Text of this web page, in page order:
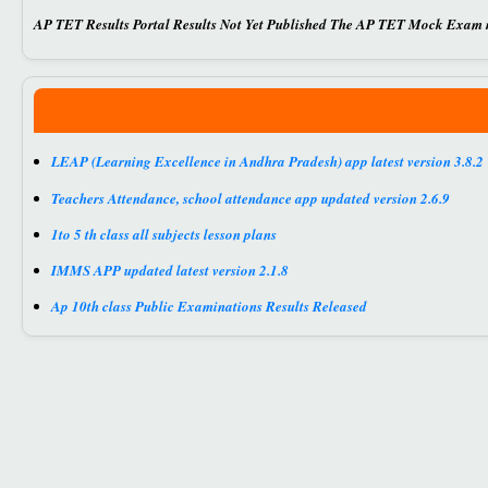
AP TET Results Portal Results Not Yet Published The AP TET Mock Exam
LEAP (Learning Excellence in Andhra Pradesh) app latest version 3.8.2
Teachers Attendance, school attendance app updated version 2.6.9
1to 5 th class all subjects lesson plans
IMMS APP updated latest version 2.1.8
Ap 10th class Public Examinations Results Released